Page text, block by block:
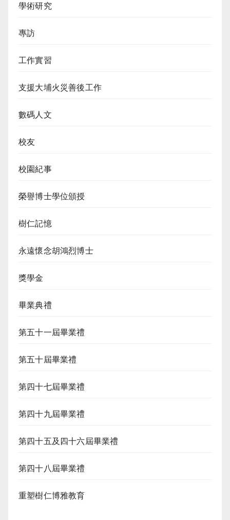
學術研究
專訪
工作實習
支援大埔火災善後工作
數碼人文
校友
校園紀事
榮譽博士學位頒授
樹仁記憶
永遠懷念胡鴻烈博士
獎學金
畢業典禮
第五十一屆畢業禮
第五十屆畢業禮
第四十七屆畢業禮
第四十九屆畢業禮
第四十五及四十六屆畢業禮
第四十八屆畢業禮
重塑樹仁博雅教育